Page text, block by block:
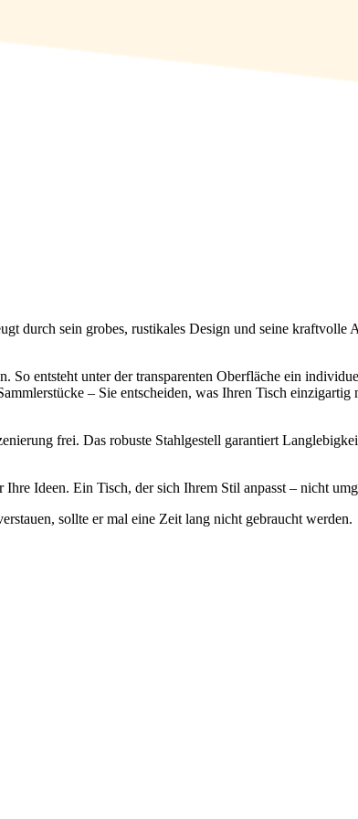
durch sein grobes, rustikales Design und seine
So entsteht unter der transparenten Oberfläche ein
– Sie entscheiden, was Ihren Tisch
frei. Das robuste Stahlgestell garantiert
Ideen. Ein Tisch, der sich Ihrem Stil anpasst – nicht
sollte er mal eine Zeit lang nicht gebraucht werden.